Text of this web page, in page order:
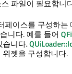
파일이 필요합니
페이스를 구성하는
니다. 예를 들어
습니다.
젯을 구성합니다.